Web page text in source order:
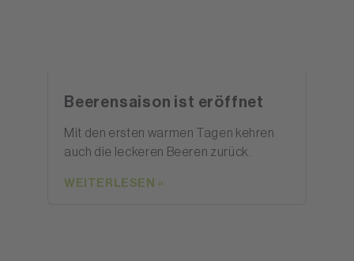
Beerensaison ist eröffnet
Mit den ersten warmen Tagen kehren
auch die leckeren Beeren zurück.
WEITERLESEN »